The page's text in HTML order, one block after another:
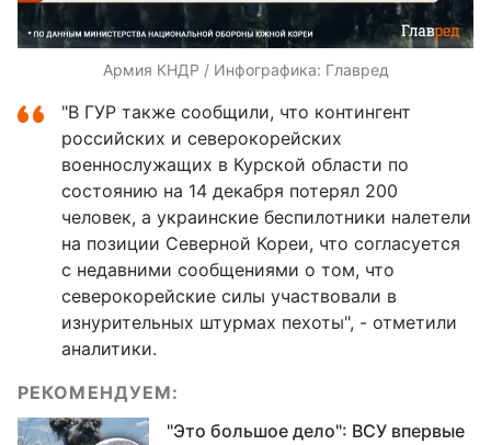
Армия КНДР / Инфографика: Главред
"В ГУР также сообщили, что контингент
российских и северокорейских
военнослужащих в Курской области по
состоянию на 14 декабря потерял 200
человек, а украинские беспилотники налетели
на позиции Северной Кореи, что согласуется
с недавними сообщениями о том, что
северокорейские силы участвовали в
изнурительных штурмах пехоты", - отметили
аналитики.
РЕКОМЕНДУЕМ:
"Это большое дело": ВСУ впервые